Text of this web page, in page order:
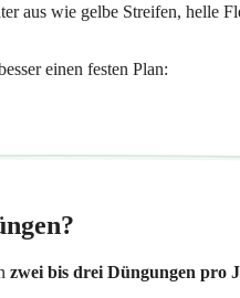
aus wie gelbe Streifen, helle
einen festen Plan:
zwei bis drei Düngungen pro